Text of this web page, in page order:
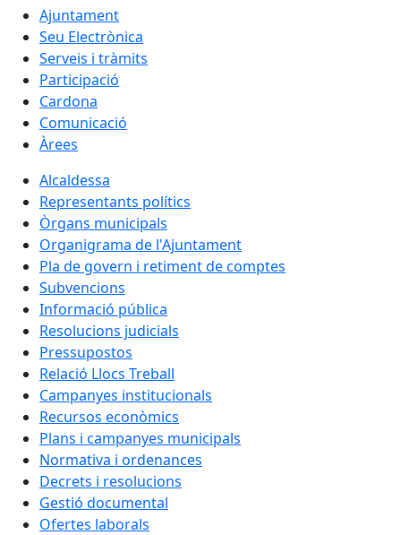
Ajuntament
Seu Electrònica
Serveis i tràmits
Participació
Cardona
Comunicació
Àrees
Alcaldessa
Representants polítics
Òrgans municipals
Organigrama de l'Ajuntament
Pla de govern i retiment de comptes
Subvencions
Informació pública
Resolucions judicials
Pressupostos
Relació Llocs Treball
Campanyes institucionals
Recursos econòmics
Plans i campanyes municipals
Normativa i ordenances
Decrets i resolucions
Gestió documental
Ofertes laborals